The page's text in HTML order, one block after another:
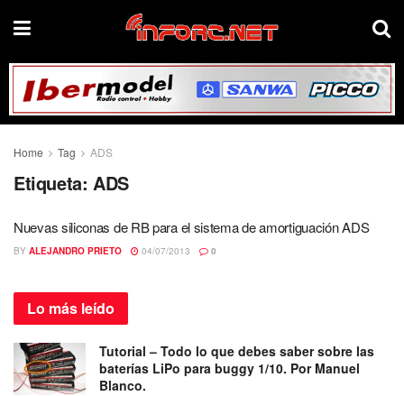
Home Tag ADS
Etiqueta: ADS
Nuevas siliconas de RB para el sistema de amortiguación ADS
BY ALEJANDRO PRIETO 04/07/2013 0
Lo más leído
Tutorial – Todo lo que debes saber sobre las
baterías LiPo para buggy 1/10. Por Manuel
Blanco.